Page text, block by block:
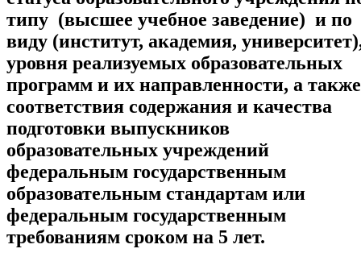
типу (высшее учебное заведение) и по
виду (институт, академия,
уровня реализуемых образовательных
программ и их направленности, а также
соответствия содержания и качества
подготовки выпускников
образовательных учреждений
федеральным государственным
образовательным стандартам или
федеральным государственным
требованиям сроком на 5 лет.